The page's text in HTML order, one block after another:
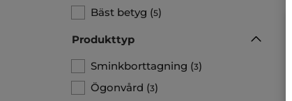
Bäst betyg (5)
Produkttyp
Sminkborttagning (3)
Ögonvård (3)